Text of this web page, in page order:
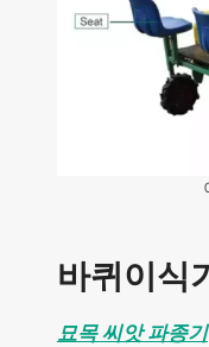
바퀴이식
묘목 씨앗 파종기